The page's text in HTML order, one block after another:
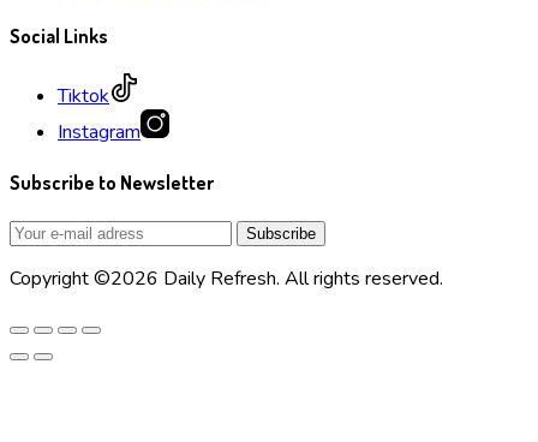
Social Links
Tiktok
Instagram
Subscribe to Newsletter
Copyright ©2026 Daily Refresh. All rights reserved.